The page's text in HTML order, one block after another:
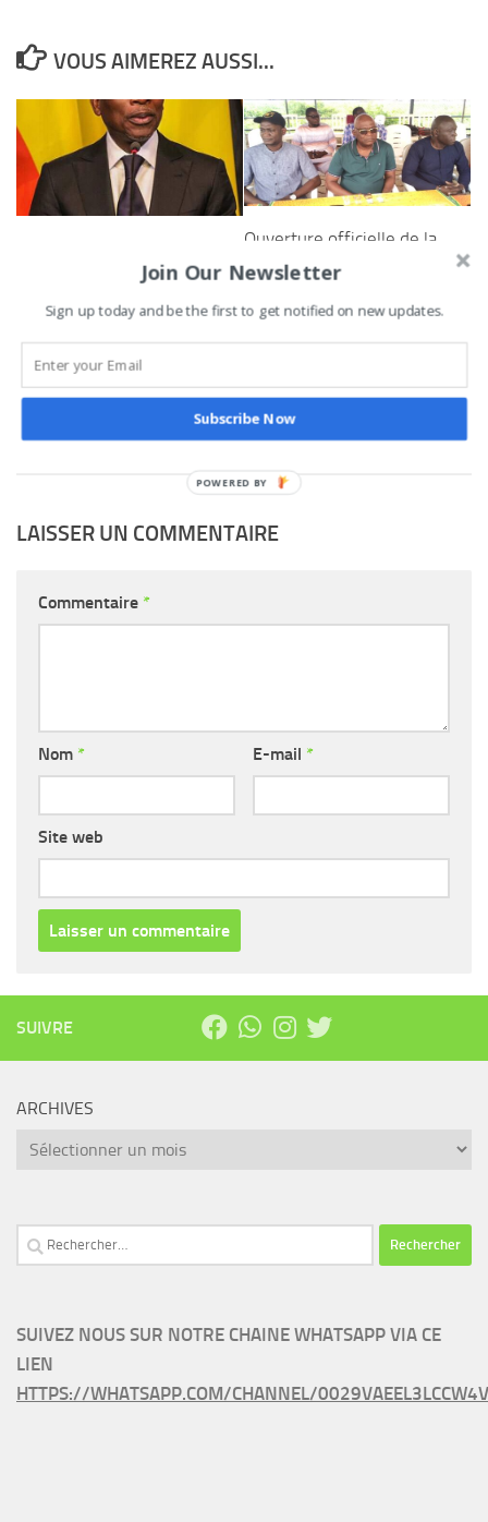
VOUS AIMEREZ AUSSI...
séance de concertation ce
mercredi entre Patrice
des partis politiques
3 JUIN 2020
Ouverture officielle de la
2ème édition de Only
Novo : la jeunesse au
coeur du partenariat entre
la métropole de Lyon
20 JUILLET 2022
LAISSER UN COMMENTAIRE
Commentaire *
Nom * E-mail *
Site web
SUIVRE
ARCHIVES
Archives
Rechercher :
SUIVEZ NOUS SUR NOTRE CHAINE WHATSAPP VIA CE
LIEN
HTTPS://WHATSAPP.COM/CHANNEL/
Join Our Newsletter
Sign up today and be the first to get notified on new updates.
Subscribe Now